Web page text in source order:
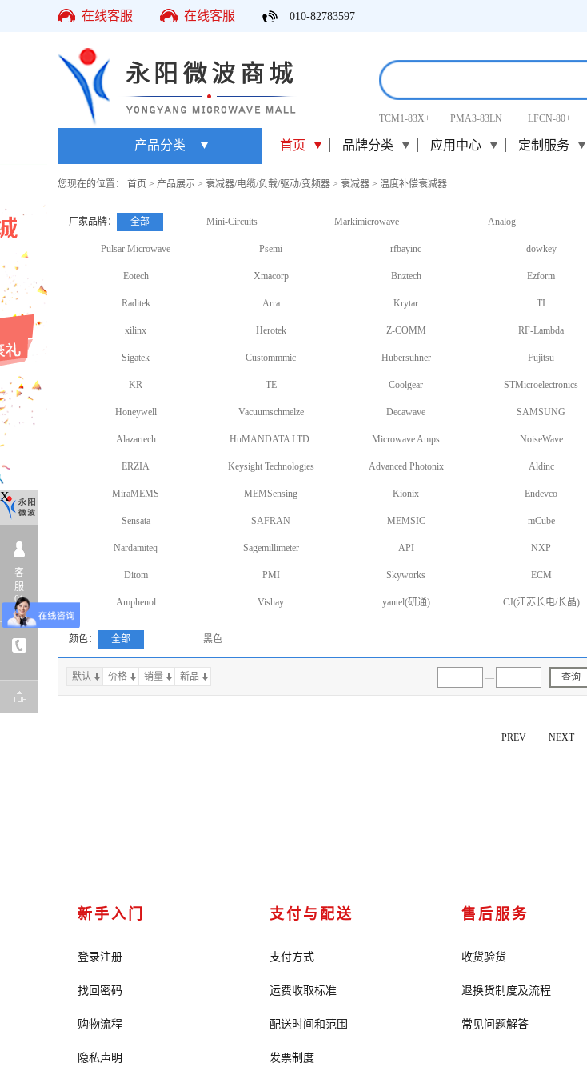
在线客服 在线客服 010-82783597
TCM1-83X+ PMA3-83LN+ LFCN-80+
产品分类 首页 品牌分类 应用中心 定制服务
您现在的位置： 首页 > 产品展示 > 衰减器/电缆/负载/驱动/变频器 > 衰减器 > 温度补偿衰减器
厂家品牌： 全部 Mini-Circuits Markimicrowave Analog
Pulsar Microwave Psemi rfbayinc dowkey
Eotech Xmacorp Bnztech Ezform
Raditek Arra Krytar TI
xilinx Herotek Z-COMM RF-Lambda
Sigatek Custommmic Hubersuhner Fujitsu
KR TE Coolgear STMicroelectronics
Honeywell Vacuumschmelze Decawave SAMSUNG
Alazartech HuMANDATA LTD. Microwave Amps NoiseWave
ERZIA Keysight Technologies Advanced Photonix Aldinc
MiraMEMS MEMSensing Kionix Endevco
Sensata SAFRAN MEMSIC mCube
Nardamiteq Sagemillimeter API NXP
Ditom PMI Skyworks ECM
Amphenol Vishay yantel(研通) CJ(江苏长电/长晶)
颜色： 全部 黑色
默认 价格 销量 新品 — 查询
上一页下一页
PREV NEXT
新手入门
登录注册
找回密码
购物流程
隐私声明
支付与配送
支付方式
运费收取标准
配送时间和范围
发票制度
售后服务
收货验货
退换货制度及流程
常见问题解答
X
客
服
01